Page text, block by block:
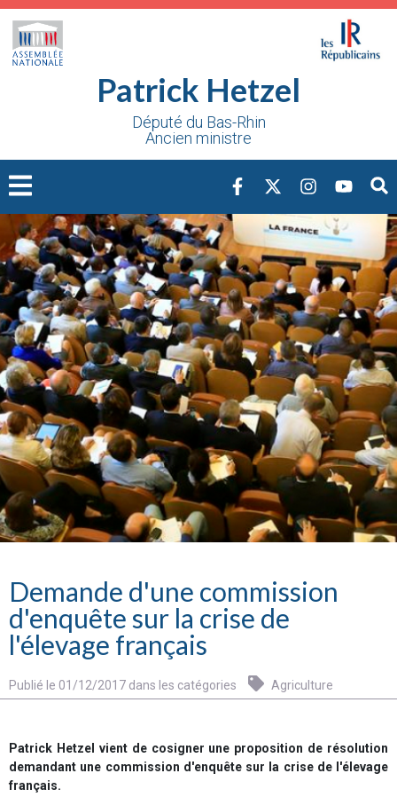
Patrick Hetzel
Député du Bas-Rhin
Ancien ministre
Demande d'une commission
d'enquête sur la crise de
l'élevage français
Publié le 01/12/2017 dans les catégories Agriculture
Patrick Hetzel vient de cosigner une proposition de résolution
demandant une commission d'enquête sur la crise de l'élevage
français.
Cookies management panel